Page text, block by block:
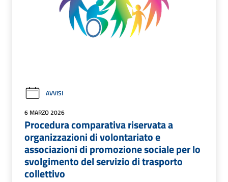
AVVISI
6 MARZO 2026
Procedura comparativa riservata a
organizzazioni di volontariato e
associazioni di promozione sociale per lo
svolgimento del servizio di trasporto
collettivo